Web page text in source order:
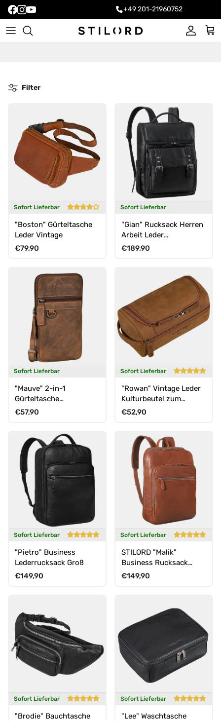
+49 201-21960752
Konto
Filter
Sofort Lieferbar
"Boston" Gürteltasche
Leder Vintage
Normaler Preis
€79,90
Sofort Lieferbar
"Gian" Rucksack Herren
Arbeit Leder
Damenrucksack Groß
Normaler Preis
€189,90
Sofort Lieferbar
"Mauve" 2-in-1
Gürteltasche
Umhängetasche Herren
Normaler Preis
€57,90
Sofort Lieferbar
"Rowan" Vintage Leder
Kulturbeutel zum
Aufhängen
Normaler Preis
€52,90
Sofort Lieferbar
"Pietro" Business
Lederrucksack Groß
Normaler Preis
€149,90
Sofort Lieferbar
STILORD "Malik"
Business Rucksack
Leder Groß Herren
Normaler Preis
€149,90
Sofort Lieferbar
"Brodie" Bauchtasche
Sofort Lieferbar
"Lee" Waschtasche